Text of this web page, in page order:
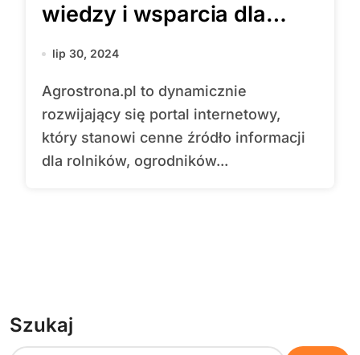
wiedzy i wsparcia dla
nowoczesnych rolników i
lip 30, 2024
Agrostrona.pl to dynamicznie
rozwijający się portal internetowy,
który stanowi cenne źródło informacji
dla rolników, ogrodników...
Szukaj